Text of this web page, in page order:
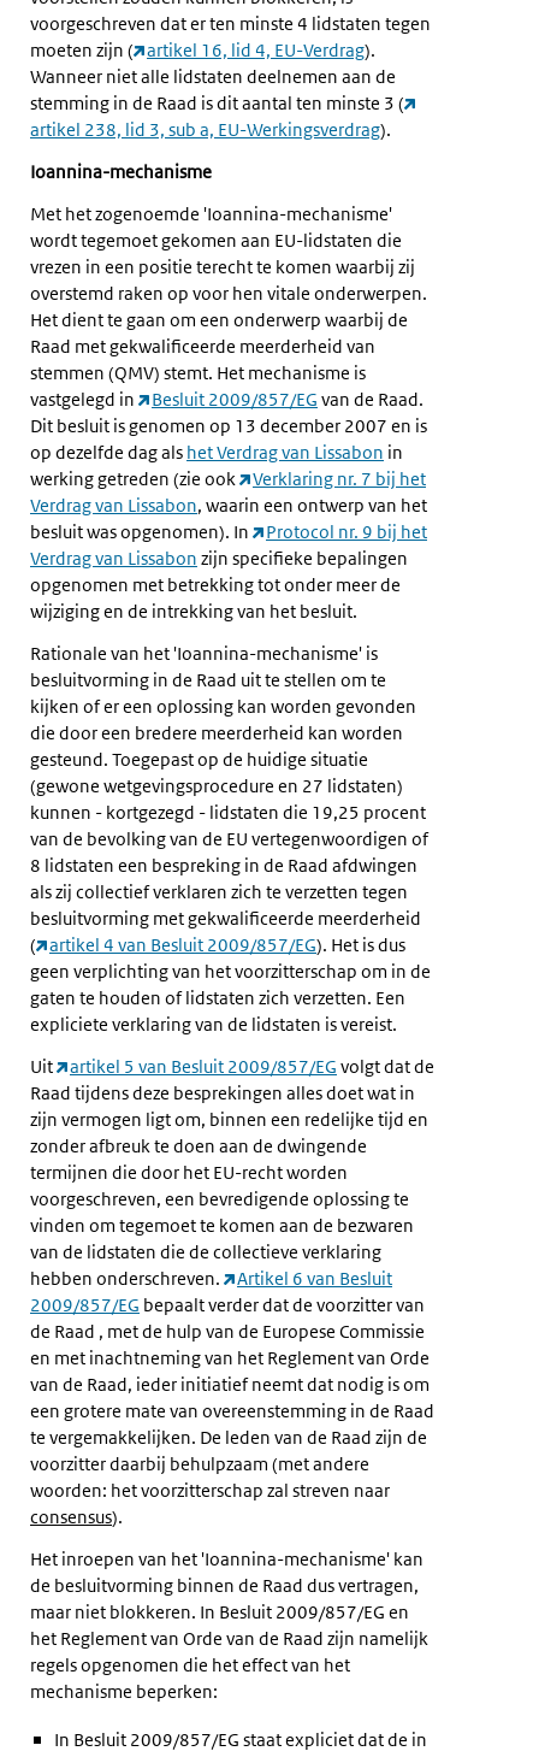
voorgeschreven dat er ten minste 4 lidstaten tegen
moeten zijn (
artikel 16, lid 4, EU-Verdrag).
Wanneer niet alle lidstaten deelnemen aan de
stemming in de Raad is dit aantal ten minste 3 (
artikel 238, lid 3, sub a, EU-Werkingsverdrag).
Ioannina-mechanisme
Met het zogenoemde 'Ioannina-mechanisme'
wordt tegemoet gekomen aan EU-lidstaten die
vrezen in een positie terecht te komen waarbij zij
overstemd raken op voor hen vitale onderwerpen.
Het dient te gaan om een onderwerp waarbij de
Raad met gekwalificeerde meerderheid van
stemmen (QMV) stemt. Het mechanisme is
vastgelegd in
Besluit 2009/857/EG van de Raad.
Dit besluit is genomen op 13 december 2007 en is
op dezelfde dag als het Verdrag van Lissabon in
werking getreden (zie ook
Verklaring nr. 7 bij het
Verdrag van Lissabon, waarin een ontwerp van het
besluit was opgenomen). In
Protocol nr. 9 bij het
Verdrag van Lissabon zijn specifieke bepalingen
opgenomen met betrekking tot onder meer de
wijziging en de intrekking van het besluit.
Rationale van het 'Ioannina-mechanisme' is
besluitvorming in de Raad uit te stellen om te
kijken of er een oplossing kan worden gevonden
die door een bredere meerderheid kan worden
gesteund. Toegepast op de huidige situatie
(gewone wetgevingsprocedure en 27 lidstaten)
kunnen - kortgezegd - lidstaten die 19,25 procent
van de bevolking van de EU vertegenwoordigen of
8 lidstaten een bespreking in de Raad afdwingen
als zij collectief verklaren zich te verzetten tegen
besluitvorming met gekwalificeerde meerderheid
(
artikel 4 van Besluit 2009/857/EG). Het is dus
geen verplichting van het voorzitterschap om in de
gaten te houden of lidstaten zich verzetten. Een
expliciete verklaring van de lidstaten is vereist.
Uit
artikel 5 van Besluit 2009/857/EG volgt dat de
Raad tijdens deze besprekingen alles doet wat in
zijn vermogen ligt om, binnen een redelijke tijd en
zonder afbreuk te doen aan de dwingende
termijnen die door het EU-recht worden
voorgeschreven, een bevredigende oplossing te
vinden om tegemoet te komen aan de bezwaren
van de lidstaten die de collectieve verklaring
hebben onderschreven.
Artikel 6 van Besluit
2009/857/EG bepaalt verder dat de voorzitter van
de Raad , met de hulp van de Europese Commissie
en met inachtneming van het Reglement van Orde
van de Raad, ieder initiatief neemt dat nodig is om
een grotere mate van overeenstemming in de Raad
te vergemakkelijken. De leden van de Raad zijn de
voorzitter daarbij behulpzaam (met andere
woorden: het voorzitterschap zal streven naar
consensus).
Het inroepen van het 'Ioannina-mechanisme' kan
de besluitvorming binnen de Raad dus vertragen,
maar niet blokkeren. In Besluit 2009/857/EG en
het Reglement van Orde van de Raad zijn namelijk
regels opgenomen die het effect van het
mechanisme beperken:
In Besluit 2009/857/EG staat expliciet dat de in